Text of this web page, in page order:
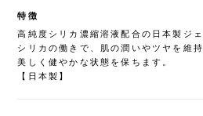
特徴
高純度シリカ濃縮溶液配合の日本製ジェ
シリカの働きで、肌の潤いやツヤを維持
美しく健やかな状態を保ちます。
【日本製】